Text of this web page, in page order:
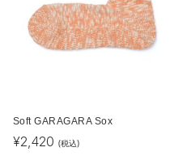
Soft GARAGARA Sox
¥2,420 (税込)